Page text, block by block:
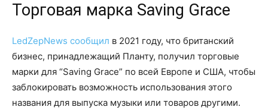
Торговая марка Saving Grace
LedZepNews сообщил в 2021 году, что британский
бизнес, принадлежащий Планту, получил торговые
марки для “Saving Grace” по всей Европе и США, чтобы
заблокировать возможность использования этого
названия для выпуска музыки или товаров другими.